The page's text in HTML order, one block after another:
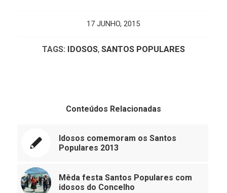
17 JUNHO, 2015
TAGS: IDOSOS, SANTOS POPULARES
Conteúdos Relacionadas
Idosos comemoram os Santos
Populares 2013
Mêda festa Santos Populares com
idosos do Concelho